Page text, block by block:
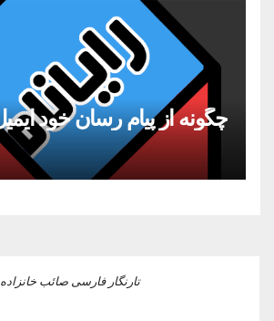
چگونه از پیام رسان خود
تارنگار فارسی صائب خانزاده